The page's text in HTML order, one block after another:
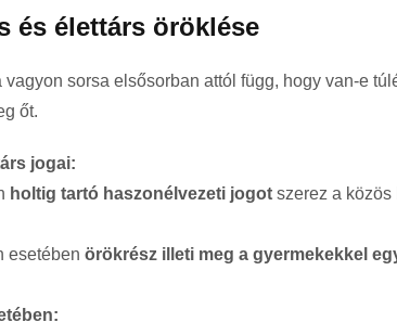
és élettárs öröklése
vagyon sorsa elsősorban attól függ, hogy van-e
őt.
jogai:
holtig tartó haszonélvezeti jogot szerez a közös
esetében örökrész illeti meg a gyermekekkel